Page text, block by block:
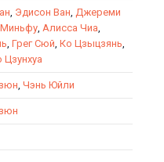
, Эдисон Ван, Джереми
, Алисса Чиа,
, Грег Сюй, Ко Цзыцзянь,
Цзунхуа
, Чэнь Юйли